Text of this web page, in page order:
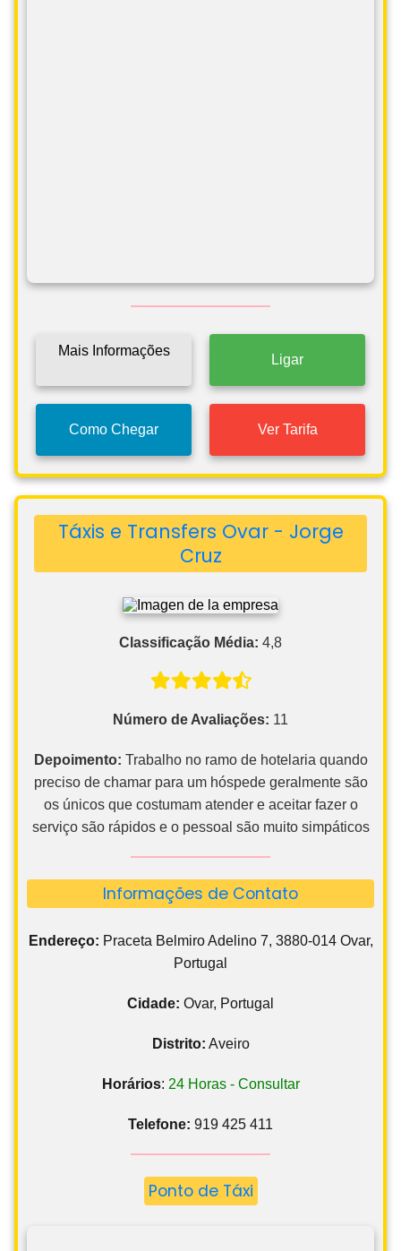
Mais Informações
Ligar
Como Chegar Ver Tarifa
Táxis e Transfers Ovar - Jorge
Cruz
Classificação Média: 4,8
Número de Avaliações: 11
Depoimento: Trabalho no ramo de hotelaria quando
preciso de chamar para um hóspede geralmente são
os únicos que costumam atender e aceitar fazer o
serviço são rápidos e o pessoal são muito simpáticos
Informações de Contato
Endereço: Praceta Belmiro Adelino 7, 3880-014 Ovar,
Portugal
Cidade: Ovar, Portugal
Distrito: Aveiro
Horários: 24 Horas - Consultar
Telefone: 919 425 411
Ponto de Táxi